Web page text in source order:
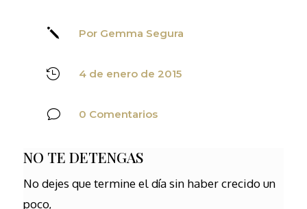
j Por Gemma Segura
 4 de enero de 2015
v 0 Comentarios
NO TE DETENGAS
No dejes que termine el día sin haber crecido un
poco,